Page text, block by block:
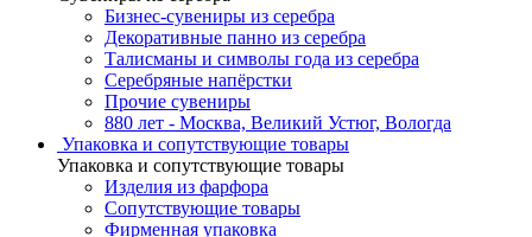
Бизнес-сувениры из серебра
Декоративные панно из серебра
Талисманы и символы года из серебра
Серебряные напёрстки
Прочие сувениры
880 лет - Москва, Великий Устюг, Вологда
Упаковка и сопутствующие товары
Упаковка и сопутствующие товары
Изделия из фарфора
Сопутствующие товары
Фирменная упаковка